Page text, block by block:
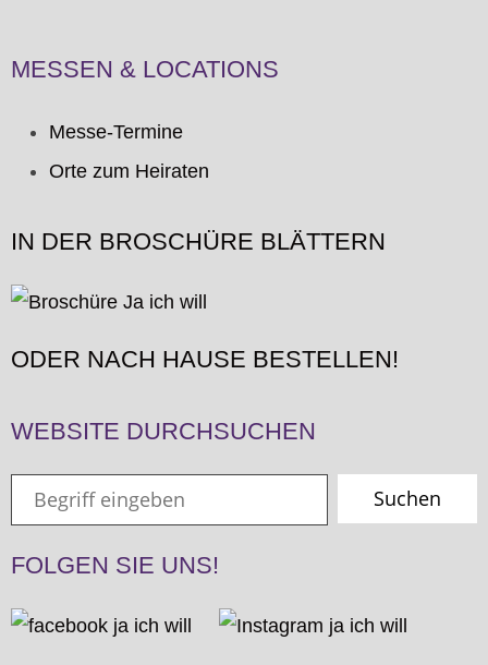
MESSEN & LOCATIONS
Messe-Termine
Orte zum Heiraten
IN DER BROSCHÜRE BLÄTTERN
ODER NACH HAUSE BESTELLEN!
WEBSITE DURCHSUCHEN
FOLGEN SIE UNS!